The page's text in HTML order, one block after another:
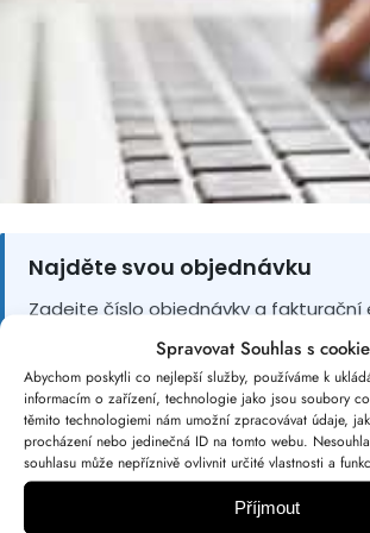
Spravovat Souhlas s
Abychom poskytli co nejlepší služby, používáme k
informacím o zařízení, technologie jako jsou soubory
těmito technologiemi nám umožní zpracovávat údaje,
procházení nebo jedinečná ID na tomto webu.
souhlasu může nepříznivě ovlivnit určité vlastnosti a
Příjmout
Najděte svou objednávku
Zadejte číslo objednávky a fakturační
adresu pro přístup k formuláři pro
Číslo objednávky*